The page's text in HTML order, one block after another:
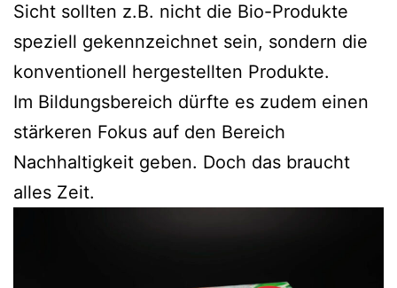
Sicht sollten z.B. nicht die Bio-Produkte
speziell gekennzeichnet sein, sondern die
konventionell hergestellten Produkte.
Im Bildungsbereich dürfte es zudem einen
stärkeren Fokus auf den Bereich
Nachhaltigkeit geben. Doch das braucht
alles Zeit.